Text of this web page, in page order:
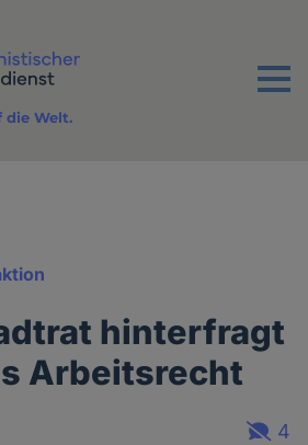
Menu
die Welt.
hinterfragt
Arbeitsrecht
4